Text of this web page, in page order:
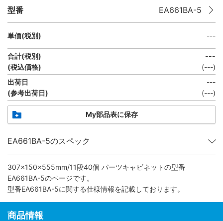
型番 EA661BA-5
単価(税別) ---
合計(税別)
(税込価格)
---
(---)
出荷日
(参考出荷日)
---
(---)
My部品表に保存
EA661BA-5のスペック
307×150×555mm/11段40個 パーツキャビネットの型番
EA661BA-5のページです。
型番EA661BA-5に関する仕様情報を記載しております。
商品情報